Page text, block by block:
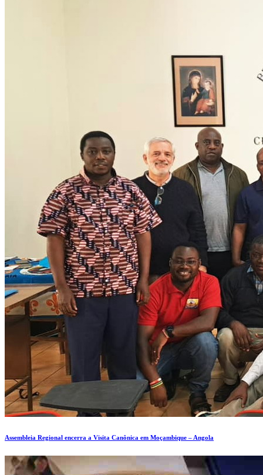
Assembleia Regional encerra a Visita Canônica em Moçambique – Angola